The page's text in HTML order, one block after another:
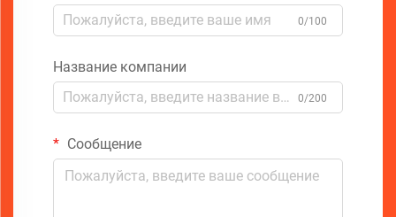
0/100
Название компании
0/200
Сообщение